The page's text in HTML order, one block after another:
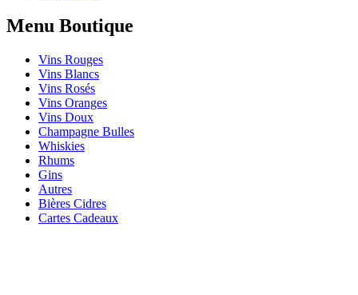
Menu Boutique
Vins Rouges
Vins Blancs
Vins Rosés
Vins Oranges
Vins Doux
Champagne Bulles
Whiskies
Rhums
Gins
Autres
Bières Cidres
Cartes Cadeaux